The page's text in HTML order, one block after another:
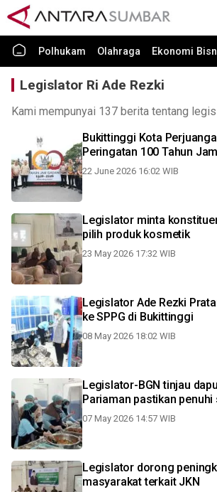
Polhukam Olahraga Ekonomi
Legislator Ri Ade Rezki
Kami mempunyai 137 berita tentang
Bukittinggi Kota
Peringatan 100 Tahun
22 June 2026 16:02 WIB
Legislator minta
pilih produk kosmetik
23 May 2026 17:32 WIB
Legislator Ade Rezki
ke SPPG di Bukittinggi
08 May 2026 18:02 WIB
Legislator-BGN tinjau
Pariaman pastikan penuhi
07 May 2026 14:57 WIB
Legislator dorong
masyarakat terkait JKN